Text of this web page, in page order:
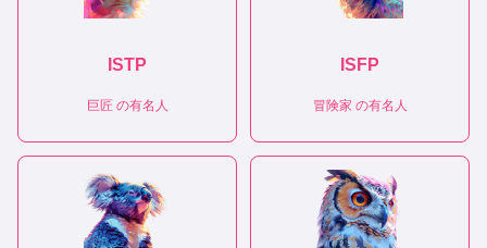
ISTP
巨匠 の有名人
ISFP
冒険家 の有名人